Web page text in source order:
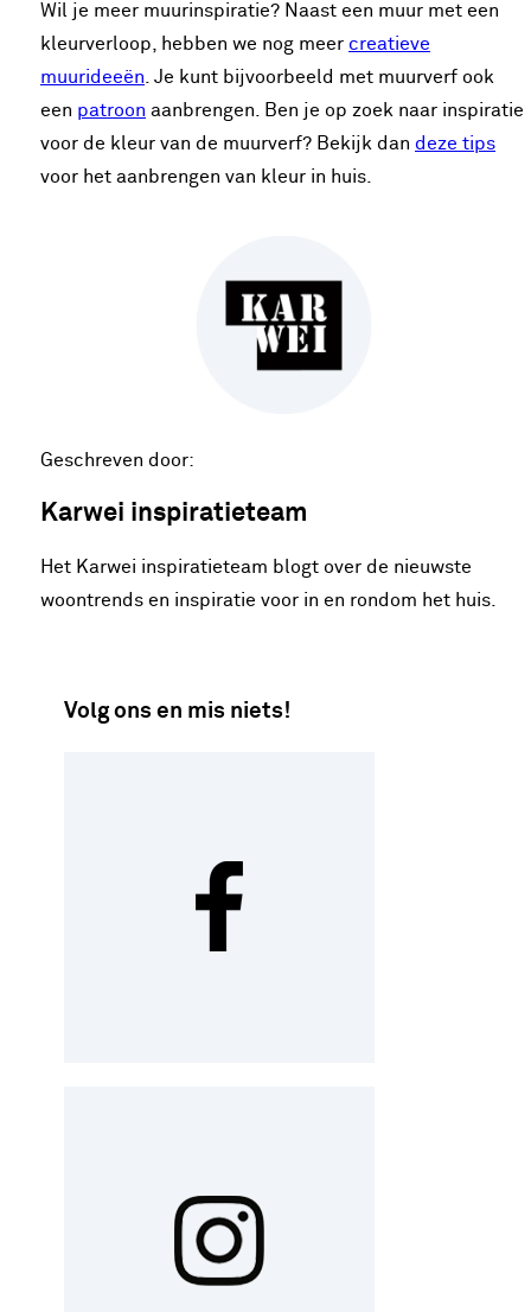
Wil je meer muurinspiratie? Naast een muur met een
kleurverloop, hebben we nog meer creatieve
muurideeën. Je kunt bijvoorbeeld met muurverf ook
een patroon aanbrengen. Ben je op zoek naar inspiratie
voor de kleur van de muurverf? Bekijk dan deze tips
voor het aanbrengen van kleur in huis.
Geschreven door:
Karwei inspiratieteam
Het Karwei inspiratieteam blogt over de nieuwste
woontrends en inspiratie voor in en rondom het huis.
Volg ons en mis niets!